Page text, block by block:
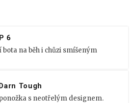
6
na běh i chůzi smíšeným
Tough
s neotřelým designem.